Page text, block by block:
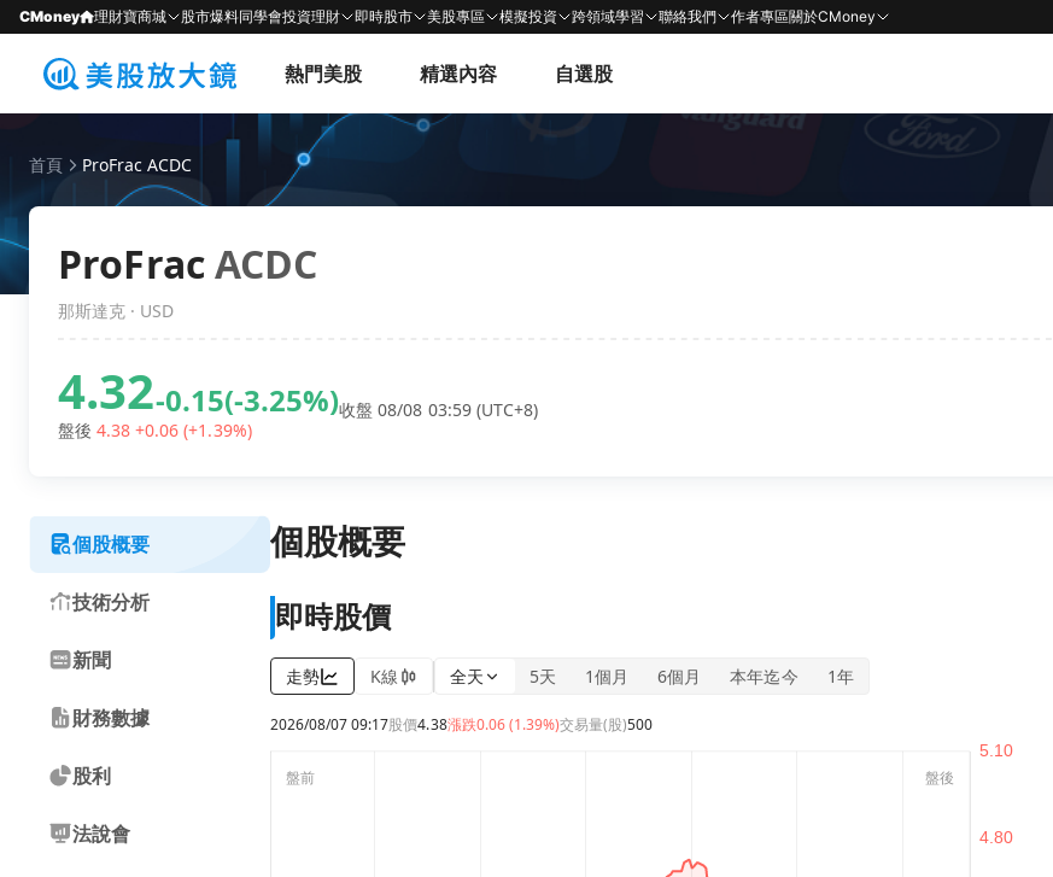
CMoney 理財寶商城 股市爆料同學會投資理財 即時股市 美股專區 模擬投資 跨領域學習 聯絡我們 作者專區關於CMoney
熱門美股 精選內容 自選股
首頁 ProFrac ACDC
ProFracACDC
那斯達克 · USD
4.32-0.15(-3.25%)收盤 08/08 03:59 (UTC+8)
盤後4.38+0.06(+1.39%)
個股概要
技術分析
新聞
財務數據
股利
法說會
個股概要
即時股價
走勢 K線 全天 5天 1個月 6個月 本年迄今 1年
2026/08/07 09:17股價4.38漲跌0.06 (1.39%)交易量(股)500